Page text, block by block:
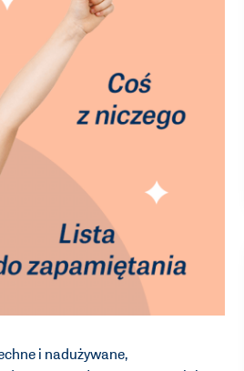
i nadużywane,